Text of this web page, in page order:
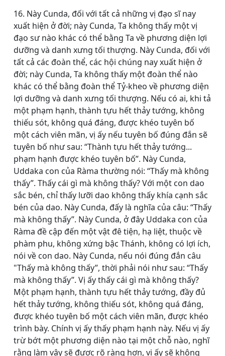
16. Này Cunda, đối với tất cả những vị đạo sĩ nay
xuất hiện ở đời; này Cunda, Ta không thấy một vị
đạo sư nào khác có thể bằng Ta về phương diện lợi
dưỡng và danh xưng tối thượng. Này Cunda, đối với
tất cả các đoàn thể, các hội chúng nay xuất hiện ở
đời; này Cunda, Ta không thấy một đoàn thể nào
khác có thể bằng đoàn thể Tỷ-kheo về phương diện
lợi dưỡng và danh xưng tối thượng. Nếu có ai, khi tả
một phạm hạnh, thành tựu hết thảy tướng, không
thiếu sót, không quá đáng, được khéo tuyên bố
một cách viên mãn, vị ấy nếu tuyên bố đúng đắn sẽ
tuyên bố như sau: “Thành tựu hết thảy tướng...
phạm hạnh được khéo tuyên bố”. Này Cunda,
Uddaka con của Ràma thường nói: “Thấy mà không
thấy”. Thấy cái gì mà không thấy? Với một con dao
sắc bén, chỉ thấy lưỡi dao không thấy khía cạnh sắc
bén của dao. Này Cunda, đấy là nghĩa của câu: “Thấy
mà không thấy”. Này Cunda, ở đây Uddaka con của
Ràma đề cập đến một vật đê tiện, hạ liệt, thuộc về
phàm phu, không xứng bậc Thánh, không có lợi ích,
nói về con dao. Này Cunda, nếu nói đúng đắn câu
"Thấy mà không thấy”, thời phải nói như sau: “Thấy
mà không thấy”. Vị ấy thấy cái gì mà không thấy?
Một phạm hạnh, thành tựu hết thảy tướng, đầy đủ
hết thảy tướng, không thiếu sót, không quá đáng,
được khéo tuyên bố một cách viên mãn, được khéo
trình bày. Chính vị ấy thấy phạm hạnh này. Nếu vị ấy
trừ bớt một phương diện nào tại một chỗ nào, nghĩ
rằng làm vậy sẽ được rõ ràng hơn, vị ấy sẽ không